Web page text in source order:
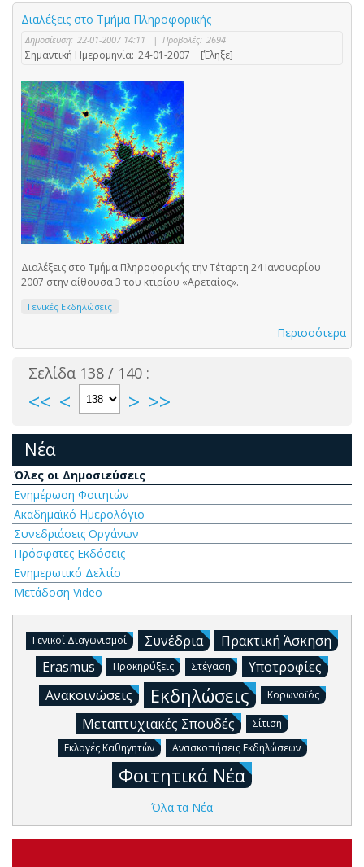
Διαλέξεις στο Τμήμα Πληροφορικής
Δημοσίευση: 22-01-2007 14:11 | Προβολές: 2694
Σημαντική Ημερομηνία: 24-01-2007 [Έληξε]
Διαλέξεις στο Τμήμα Πληροφορικής την Τέταρτη 24 Ιανουαρίου
2007 στην αίθουσα 3 του κτιρίου «Αρεταίος».
Γενικές Εκδηλώσεις
Περισσότερα
Σελίδα 138 / 140 :
<< < > >>
Νέα
Όλες οι Δημοσιεύσεις
Ενημέρωση Φοιτητών
Ακαδημαϊκό Ημερολόγιο
Συνεδριάσεις Οργάνων
Πρόσφατες Εκδόσεις
Ενημερωτικό Δελτίο
Μετάδοση Video
Γενικοί Διαγωνισμοί Συνέδρια
Πρακτική Άσκηση
Erasmus
Προκηρύξεις Στέγαση
Υποτροφίες
Ανακοινώσεις
Εκδηλώσεις Κορωνοϊός
Μεταπτυχιακές Σπουδές
Σίτιση
Εκλογές Καθηγητών
Ανασκοπήσεις Εκδηλώσεων
Φοιτητικά Νέα
Όλα τα Νέα